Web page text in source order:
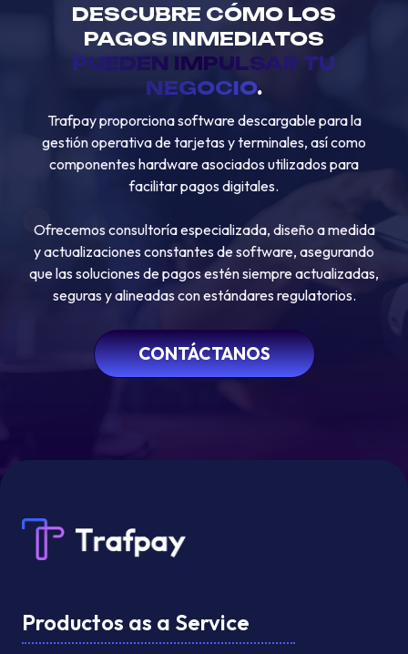
DESCUBRE CÓMO LOS
PAGOS INMEDIATOS
PUEDEN IMPULSAR TU
NEGOCIO.
Trafpay proporciona software descargable para la
gestión operativa de tarjetas y terminales, así como
componentes hardware asociados utilizados para
facilitar pagos digitales.
Ofrecemos consultoría especializada, diseño a medida
y actualizaciones constantes de software, asegurando
que las soluciones de pagos estén siempre actualizadas,
seguras y alineadas con estándares regulatorios.
CONTÁCTANOS
Productos as a Service